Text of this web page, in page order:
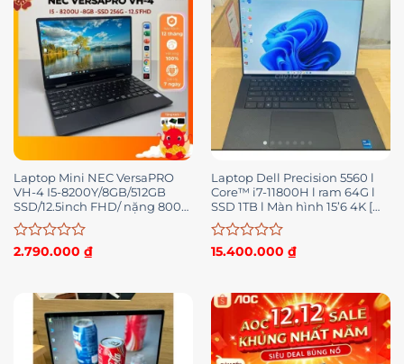
Laptop Mini NEC VersaPRO
VH-4 I5-8200Y/8GB/512GB
SSD/12.5inch FHD/ nặng 800g,
siêu nhỏ gọn, có HDMI trình
chiếu tốt
Được
2.790.000 ₫
Laptop Dell Precision 5560 l
Core™ i7-11800H l ram 64G l
SSD 1TB l Màn hình 15’6 4K [
Bảo hành 3 tháng ] hàng đẹp
99%
Được
0
5
15.400.000 ₫